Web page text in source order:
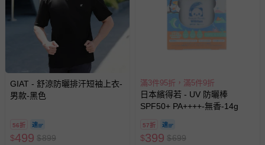
GIAT - 舒涼防曬排汗短袖上衣-
男款-黑色
56折
$499 $899
滿3件95折，滿5件9折
日本繽得若 - UV 防曬棒
SPF50+ PA++++-無香-14g
57折
$399 $699